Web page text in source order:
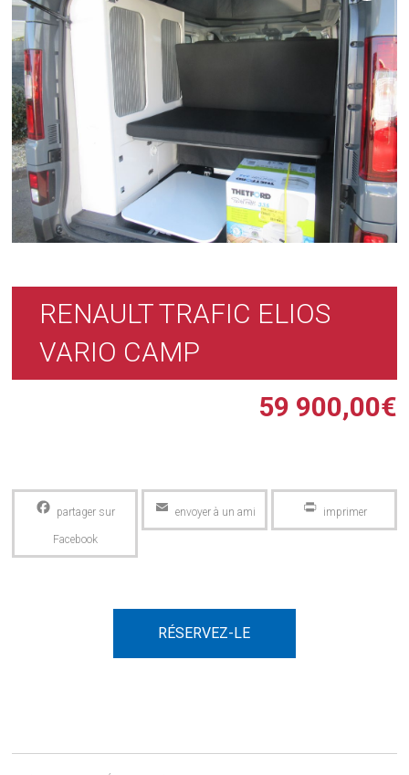
RENAULT TRAFIC ELIOS
VARIO CAMP
59 900,00€
Facebook Email PrintFriendly
RÉSERVEZ-LE